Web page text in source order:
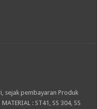
sejak pembayaran Produk
: ST41, SS 304, SS